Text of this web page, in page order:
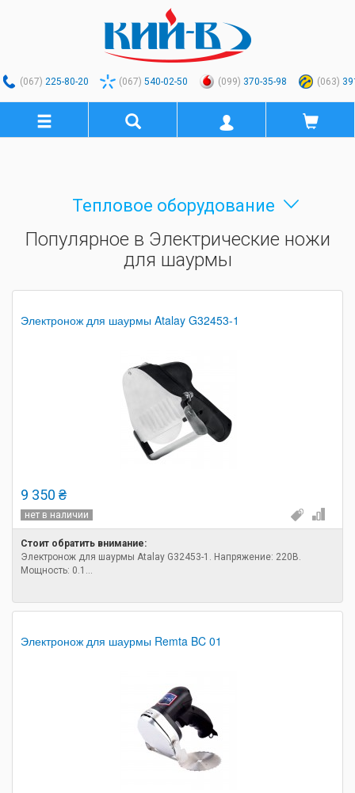
(067) 225-80-20 (067) 540-02-50 (099) 370-35-98 (063)
Тепловое оборудование
Популярное в Электрические ножи
для шаурмы
Электронож для шаурмы Atalay G32453-1
9 350 ₴
нет в наличии
Стоит обратить внимание:
Электронож для шаурмы Atalay G32453-1. Напряжение: 220В.
Мощность: 0.1...
Электронож для шаурмы Remta BC 01